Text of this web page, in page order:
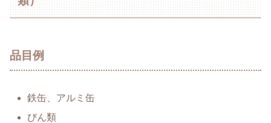
品目例
鉄缶、アルミ缶
びん類